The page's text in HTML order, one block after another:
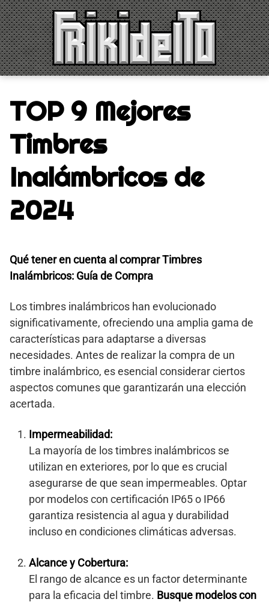
Saltar
al
contenido
TOP 9 Mejores
Timbres
Inalámbricos de
2024
Qué tener en cuenta al comprar Timbres
Inalámbricos: Guía de Compra
Los timbres inalámbricos han evolucionado
significativamente, ofreciendo una amplia gama de
características para adaptarse a diversas
necesidades. Antes de realizar la compra de un
timbre inalámbrico, es esencial considerar ciertos
aspectos comunes que garantizarán una elección
acertada.
Impermeabilidad:
La mayoría de los timbres inalámbricos se
utilizan en exteriores, por lo que es crucial
asegurarse de que sean impermeables. Optar
por modelos con certificación IP65 o IP66
garantiza resistencia al agua y durabilidad
incluso en condiciones climáticas adversas.
Alcance y Cobertura:
El rango de alcance es un factor determinante
para la eficacia del timbre. Busque modelos con